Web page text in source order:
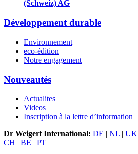
(Schweiz) AG
Développement durable
Environnement
eco-édition
Notre engagement
Nouveautés
Actualites
Videos
Inscription à la lettre d’information
Dr Weigert International: DE | NL | UK
CH | BE | PT